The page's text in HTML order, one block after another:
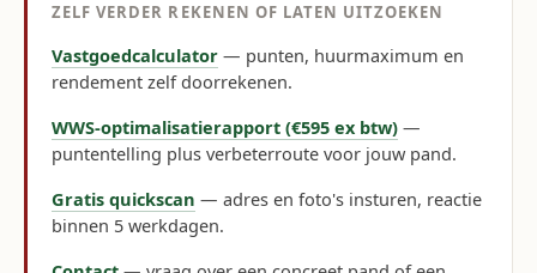
ZELF VERDER REKENEN OF LATEN UITZOEKEN
Vastgoedcalculator — punten, huurmaximum en
rendement zelf doorrekenen.
WWS-optimalisatierapport (€595 ex btw) —
puntentelling plus verbeterroute voor jouw pand.
Gratis quickscan — adres en foto's insturen, reactie
binnen 5 werkdagen.